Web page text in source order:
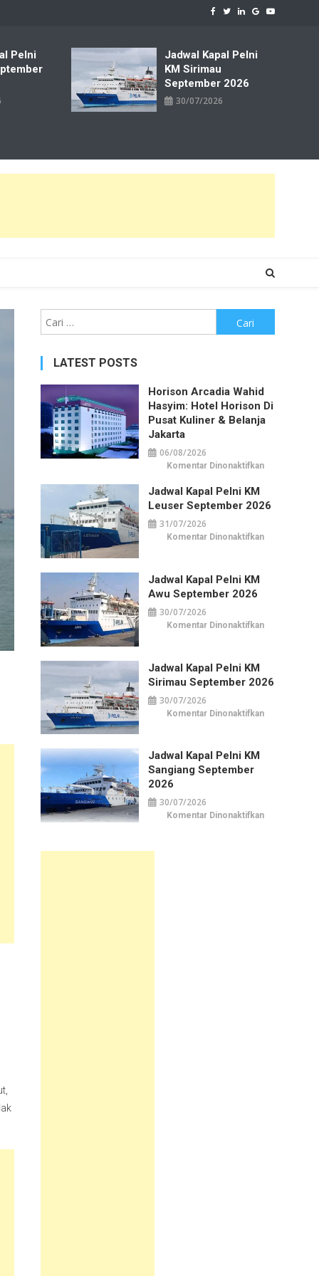
Pelni
Jadwal Kapal Pelni
KM Sirimau
September 2026
30/07/2026
untuk:
LATEST POSTS
Horison Arcadia Wahid
Hasyim: Hotel Horison Di
Pusat Kuliner & Belanja
Jakarta
06/08/2026
Komentar Dinonaktifkanpada
Hasyim:
Hotel
Pusat
Kuliner
Jadwal Kapal Pelni KM
Leuser September 2026
31/07/2026
Komentar Dinonaktifkanpada
Jadwal Kapal Pelni KM
Awu September 2026
30/07/2026
Komentar Dinonaktifkanpada
2026
Jadwal Kapal Pelni KM
Sirimau September 2026
30/07/2026
Komentar Dinonaktifkanpada
Jadwal Kapal Pelni KM
Sangiang September
2026
30/07/2026
Komentar Dinonaktifkanpada